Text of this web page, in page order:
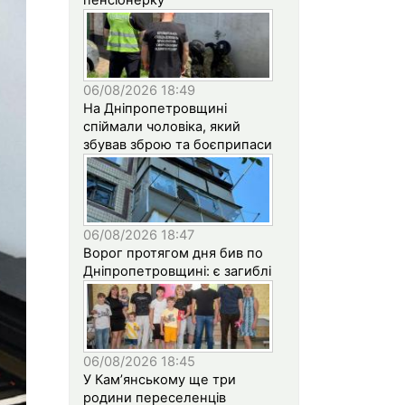
06/08/2026 18:49
На Дніпропетровщині
спіймали чоловіка, який
збував зброю та боєприпаси
06/08/2026 18:47
Ворог протягом дня бив по
Дніпропетровщині: є загиблі
06/08/2026 18:45
У Кам’янському ще три
родини переселенців